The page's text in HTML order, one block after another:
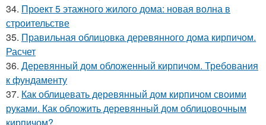
34. Проект 5 этажного жилого дома: новая волна в
строительстве
35. Правильная облицовка деревянного дома кирпичом.
Расчет
36. Деревянный дом обложенный кирпичом. Требования
к фундаменту
37. Как облицевать деревянный дом кирпичом своими
руками. Как обложить деревянный дом облицовочным
кирпичом?